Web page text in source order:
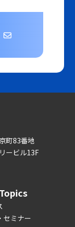
町83番地
ービル13F
セミナー